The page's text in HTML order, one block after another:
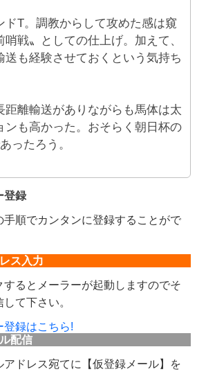
ドT。調教からして攻めた感は窺
戦〟としての仕上げ。加えて、
送も経験させておくという気持ち
距離輸送がありながらも馬体は太
ンも高かった。おそらく朝日杯の
ったろう。
登録
手順でカンタンに登録することがで
ス入力
るとメーラーが起動しますのでそ
て下さい。
登録はこちら!
配信
ドレス宛てに【仮登録メール】を